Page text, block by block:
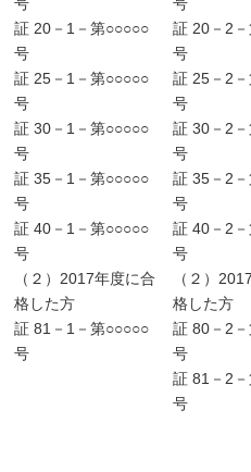
証 20－1－第○○○○○
号
証 25－1－第○○○○○
号
証 30－1－第○○○○○
号
証 35－1－第○○○○○
号
証 40－1－第○○○○○
号
（２）2017年度に合
格した方
証 81－1－第○○○○○
号
証 20－2
号
証 25－2
号
証 30－2
号
証 35－2
号
証 40－2
号
（２）
格した方
証 80－2
号
証 81－2
号